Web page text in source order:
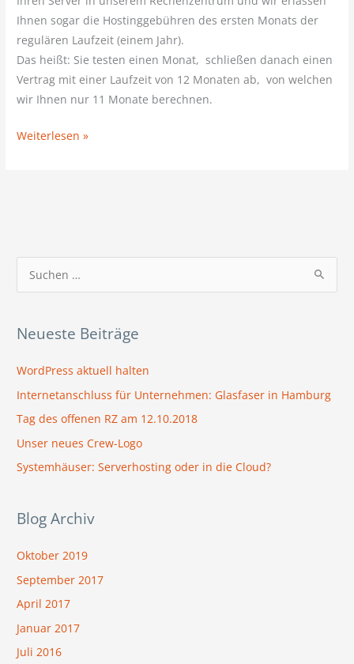
Ihnen sogar die Hostinggebühren des ersten Monats der
regulären Laufzeit (einem Jahr).
Das heißt: Sie testen einen Monat, schließen danach einen
Vertrag mit einer Laufzeit von 12 Monaten ab, von welchen
wir Ihnen nur 11 Monate berechnen.
Weiterlesen »
h
a
c
h
Neueste Beiträge
WordPress aktuell halten
Internetanschluss für Unternehmen: Glasfaser in Hamburg
Tag des offenen RZ am 12.10.2018
Unser neues Crew-Logo
Systemhäuser: Serverhosting oder in die Cloud?
Blog Archiv
Oktober 2019
September 2017
April 2017
Januar 2017
Juli 2016